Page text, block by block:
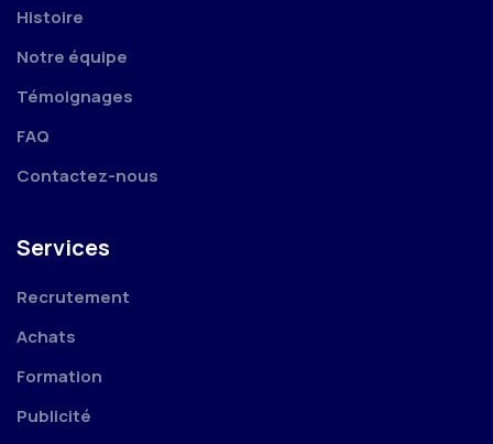
Histoire
Notre équipe
Témoignages
FAQ
Contactez-nous
Services
Recrutement
Achats
Formation
Publicité